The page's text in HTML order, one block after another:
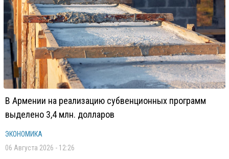
В Армении на реализацию субвенционных программ
выделено 3,4 млн. долларов
ЭКОНОМИКА
06 Августа 2026 - 12:26